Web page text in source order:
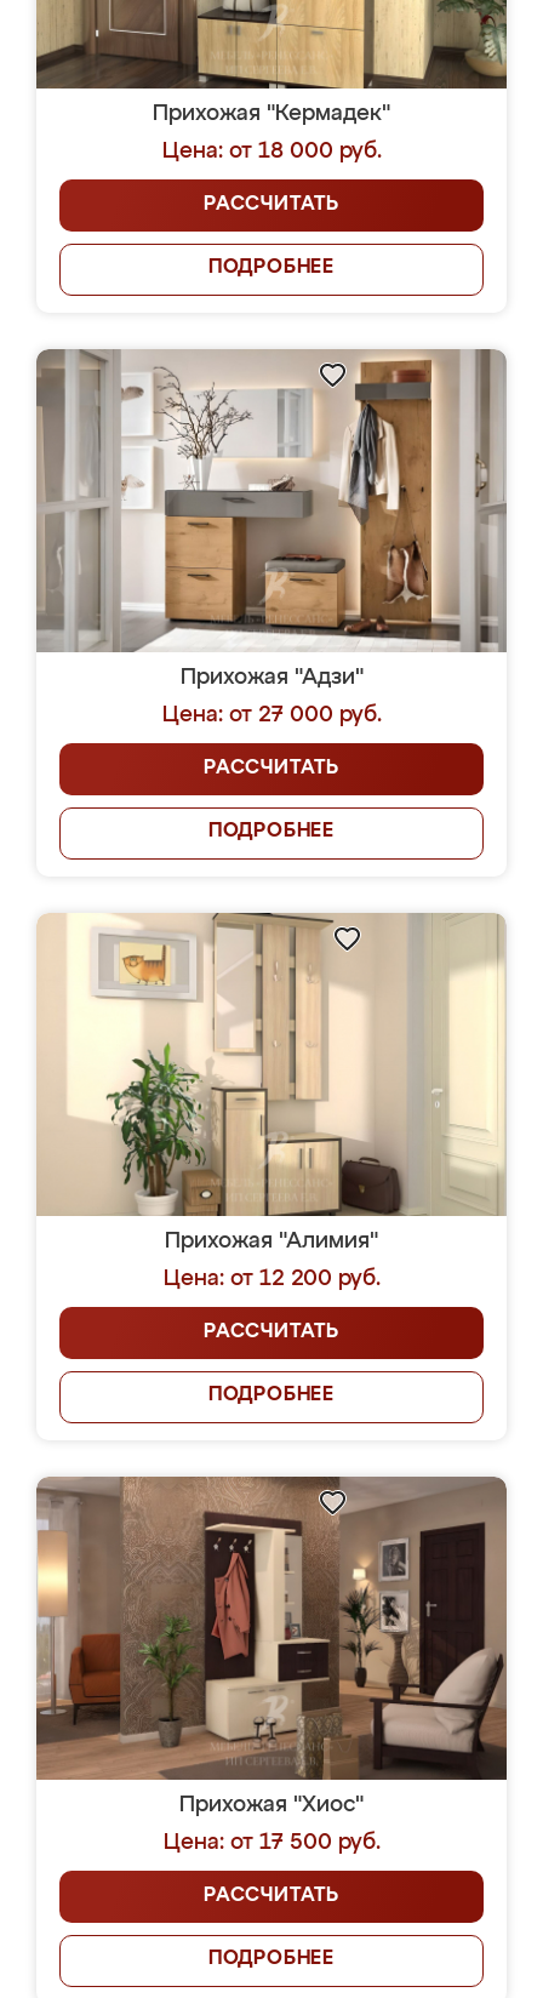
Прихожая "Кермадек"
Цена: от 18 000 руб.
РАССЧИТАТЬ
ПОДРОБНЕЕ
Прихожая "Адзи"
Цена: от 27 000 руб.
РАССЧИТАТЬ
ПОДРОБНЕЕ
Прихожая "Алимия"
Цена: от 12 200 руб.
РАССЧИТАТЬ
ПОДРОБНЕЕ
Прихожая "Хиос"
Цена: от 17 500 руб.
РАССЧИТАТЬ
ПОДРОБНЕЕ